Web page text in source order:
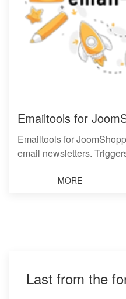
Emailtools for
Emailtools for
email newsletters.
MORE
Last from the